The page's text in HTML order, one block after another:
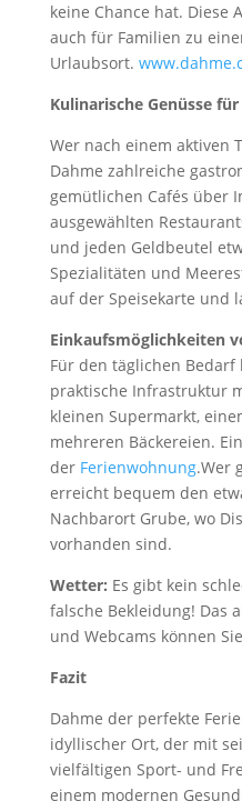
keine Chance hat. Diese
auch für Familien zu
Urlaubsort.
Kulinarische Genüsse
Wer nach einem aktiven
Dahme zahlreiche
gemütlichen Cafés über
ausgewählten
und jeden Geldbeutel
Spezialitäten und
auf der Speisekarte und
Einkaufsmöglichkeiten
Für den täglichen Bedarf
praktische Infrastruktur
kleinen Supermarkt,
mehreren Bäckereien.
der Ferienwohnung.Wer
erreicht bequem den
Nachbarort Grube, wo
vorhanden sind.
Wetter: Es gibt kein
falsche Bekleidung! Das
und Webcams können
Fazit
Dahme der perfekte
idyllischer Ort, der mit
vielfältigen Sport- und
einem modernen